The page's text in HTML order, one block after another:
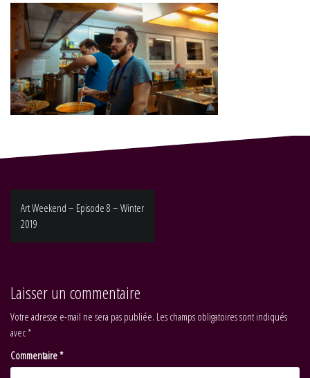
Navigation
de
l’article
Art Weekend – Episode 8 – Winter
2019
Laisser un commentaire
Votre adresse e-mail ne sera pas publiée. Les champs obligatoires sont indiqués
avec*
Commentaire*